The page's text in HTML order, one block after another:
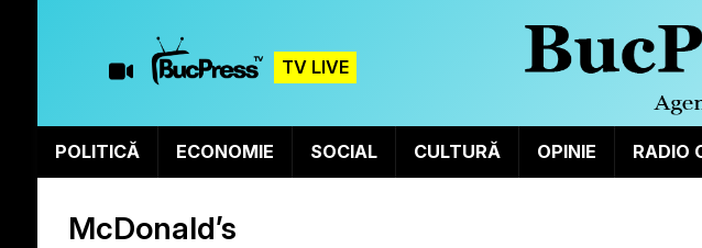
TV LIVE
POLITICĂ ECONOMIE SOCIAL CULTURĂ OPINIE RADIO
McDonald’s